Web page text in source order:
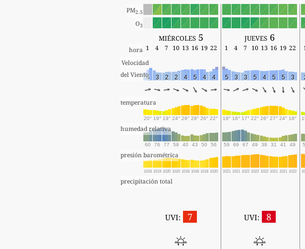
PM2.5
O3
miércoles 5 jueves 6
hora 1 4 7 10 13 16 19 22 1 4 7 10 13 16 19 22
Velocidad
del Viento4 3 2 2 4 5 4 4 5 3 3 5 4 5 5 3
temperatura
20° 19° 19° 24° 29° 28° 26° 22° 19° 16° 17° 22° 26° 27° 24° 18°
humedad relativa
60 76 77 58 40 43 50 56 59 69 67 49 38 31 41 49
presión barométrica
1018 1019 1020 1020 1018 1018 1018 1020 1021 1021 1022 1022 1022 1021 1021 1022
precipitación total
UVI: 7 UVI: 8